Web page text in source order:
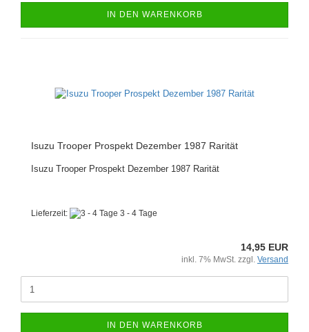
IN DEN WARENKORB
Isuzu Trooper Prospekt Dezember 1987 Rarität
Isuzu Trooper Prospekt Dezember 1987 Rarität
Lieferzeit: 3 - 4 Tage
14,95 EUR
inkl. 7% MwSt. zzgl. Versand
IN DEN WARENKORB